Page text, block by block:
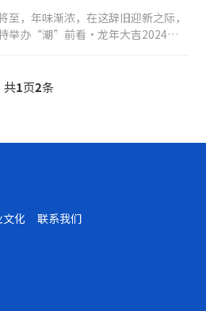
至，年味渐浓，在这辞旧迎新之际，
举办“潮”前看·龙年大吉2024年
共1页2条
文化 联系我们